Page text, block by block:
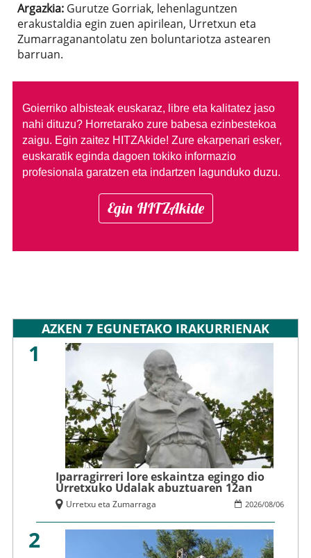
Argazkia:Gurutze Gorriak, lehenlaguntzen
erakustaldia egin zuen apirilean, Urretxun eta
Zumarraganantolatu zen boluntariotza astearen
barruan.
Goierriko albisteak euskaraz, libre eta kalitatez jaso
nahi dituzu? Horretarako zure babesa ezinbestekoa
zaigu. Egin zaitez HITZAkide! Zure ekarpenari esker,
euskaratik eginda dagoen tokiko informazio
profesionala garatzen eta indartzen lagunduko duzu.
Egin HITZAkide
AZKEN 7 EGUNETAKO IRAKURRIENAK
1
Iparragirreri lore eskaintza egingo dio
Urretxuko Udalak abuztuaren 12an
2026/08/06
Urretxu eta Zumarraga
2